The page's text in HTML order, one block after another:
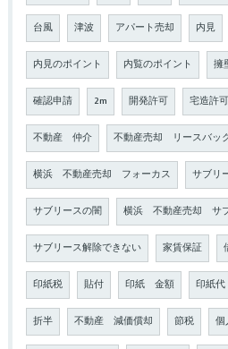
台風 津波 アパート売却 内見
内見のポイント 内覧のポイント 擁
確認申請 2m 開発許可 宅造許可
不動産 仲介 不動産売却 リースバッ
横浜 不動産売却 フォーカス サブリ
サブリースの闇 横浜 不動産売却 サ
サブリース解除できない 家賃保証
印紙税 貼付 印紙 金額 印紙代
折半 不動産 減価償却 節税 個